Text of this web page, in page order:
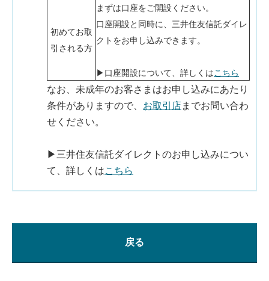
初めてお取
引される方
まずは口座をご開設ください。
口座開設と同時に、三井住友信託ダイレ
クトをお申し込みできます。
▶口座開設について、詳しくはこちら
なお、未成年のお客さまはお申し込みにあたり
条件がありますので、 お取引店までお問い合わ
せください。
▶三井住友信託ダイレクトのお申し込みについ
て、詳しくはこちら
戻る